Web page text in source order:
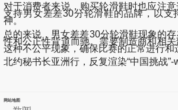
对于消费者来说，购买轮滑鞋时也应注
支持男女差差30分轮滑鞋的品牌，以支
神。
总的来说，男女差差30分轮滑鞋现象的
性和公正性背道而驰。需要制造商和相
这种不公平现象，确保比赛的正常进行和
北约秘书长亚洲行，反复渲染“中国挑战”-
网站地图